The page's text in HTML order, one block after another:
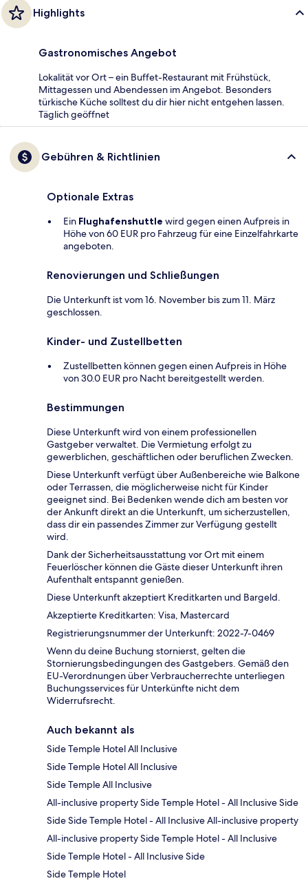
Highlights
Gastronomisches Angebot
Lokalität vor Ort – ein Buffet-Restaurant mit Frühstück,
Mittagessen und Abendessen im Angebot. Besonders
türkische Küche solltest du dir hier nicht entgehen lassen.
Täglich geöffnet
Gebühren & Richtlinien
Optionale Extras
Ein Flughafenshuttle wird gegen einen Aufpreis in
Höhe von 60 EUR pro Fahrzeug für eine Einzelfahrkarte
angeboten.
Renovierungen und Schließungen
Die Unterkunft ist vom 16. November bis zum 11. März
geschlossen.
Kinder- und Zustellbetten
Zustellbetten können gegen einen Aufpreis in Höhe
von 30.0 EUR pro Nacht bereitgestellt werden.
Bestimmungen
Diese Unterkunft wird von einem professionellen
Gastgeber verwaltet. Die Vermietung erfolgt zu
gewerblichen, geschäftlichen oder beruflichen Zwecken.
Diese Unterkunft verfügt über Außenbereiche wie Balkone
oder Terrassen, die möglicherweise nicht für Kinder
geeignet sind. Bei Bedenken wende dich am besten vor
der Ankunft direkt an die Unterkunft, um sicherzustellen,
dass dir ein passendes Zimmer zur Verfügung gestellt
wird.
Dank der Sicherheitsausstattung vor Ort mit einem
Feuerlöscher können die Gäste dieser Unterkunft ihren
Aufenthalt entspannt genießen.
Diese Unterkunft akzeptiert Kreditkarten und Bargeld.
Akzeptierte Kreditkarten: Visa, Mastercard
Registrierungsnummer der Unterkunft: 2022-7-0469
Wenn du deine Buchung stornierst, gelten die
Stornierungsbedingungen des Gastgebers. Gemäß den
EU-Verordnungen über Verbraucherrechte unterliegen
Buchungsservices für Unterkünfte nicht dem
Widerrufsrecht.
Auch bekannt als
Side Temple Hotel All Inclusive
Side Temple Hotel All Inclusive
Side Temple All Inclusive
All-inclusive property Side Temple Hotel - All Inclusive Side
Side Side Temple Hotel - All Inclusive All-inclusive property
All-inclusive property Side Temple Hotel - All Inclusive
Side Temple Hotel - All Inclusive Side
Side Temple Hotel